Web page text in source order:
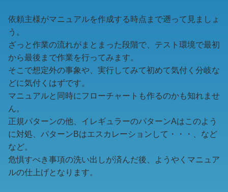
依頼主様がマニュアルを作成する時点まで遡って見ましょ
う。
ざっと作業の流れがまとまった段階で、テスト環境で最初
から最後まで作業を行ってみます。
そこで想定外の事象や、実行してみて初めて気付く分岐な
どに気付くはずです。
マニュアルと同時にフローチャートも作るのかも知れませ
ん。
正規パターンの他、イレギュラーのパターンAはこのよう
に対処、パターンBはエスカレーションして・・・、など
など。
危惧すべき事項の洗い出しが済んだ後、ようやくマニュア
ルの仕上げとなります。